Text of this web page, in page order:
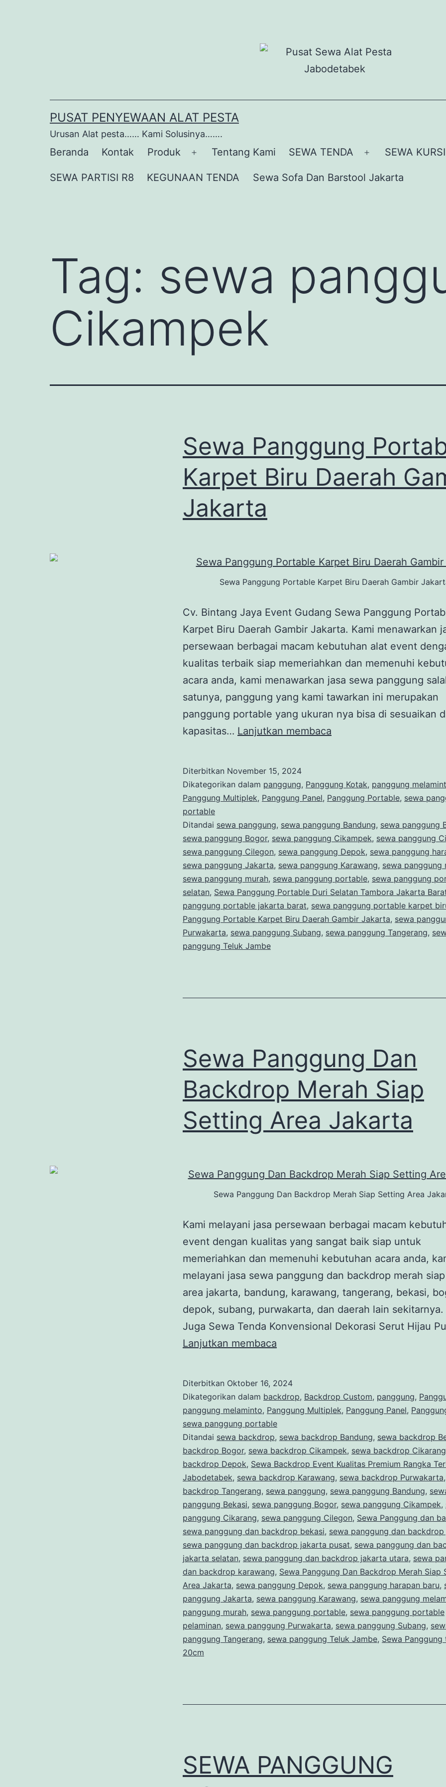
PUSAT PENYEWAAN ALAT PESTA
Urusan Alat pesta…… Kami Solusinya…….
Beranda Kontak Produk
Buka
menu
Tentang Kami SEWA TENDA
Buka
menu
SEWA KURSI
SEWA PARTISI R8 KEGUNAAN TENDA Sewa Sofa Dan Barstool Jakarta
Tag: sewa
Cikampek
Sewa Panggung
Karpet Biru Daerah
Jakarta
Sewa Panggung Portable Karpet Biru Daerah Gambir
Cv. Bintang Jaya Event Gudang Sewa Panggung
Karpet Biru Daerah Gambir Jakarta. Kami menawarkan
persewaan berbagai macam kebutuhan alat event
kualitas terbaik siap memeriahkan dan memenuhi
acara anda, kami menawarkan jasa sewa panggung
satunya, panggung yang kami tawarkan ini merupakan
panggung portable yang ukuran nya bisa di sesuaikan
kapasitas… Lanjutkan membaca
Karpet
Biru
Gambir
Jakarta
Diterbitkan November 15, 2024
Dikategorikan dalam panggung, Panggung Kotak, panggung
Panggung Multiplek, Panggung Panel, Panggung Portable, sewa
portable
Ditandai sewa panggung, sewa panggung Bandung, sewa panggung
sewa panggung Bogor, sewa panggung Cikampek, sewa panggung
sewa panggung Cilegon, sewa panggung Depok, sewa panggung
sewa panggung Jakarta, sewa panggung Karawang, sewa panggung
sewa panggung murah, sewa panggung portable, sewa panggung
selatan, Sewa Panggung Portable Duri Selatan Tambora Jakarta
panggung portable jakarta barat, sewa panggung portable karpet
Panggung Portable Karpet Biru Daerah Gambir Jakarta, sewa
Purwakarta, sewa panggung Subang, sewa panggung Tangerang,
panggung Teluk Jambe
Sewa Panggung Dan
Backdrop Merah Siap
Setting Area Jakarta
Sewa Panggung Dan Backdrop Merah Siap Setting Area
Kami melayani jasa persewaan berbagai macam
event dengan kualitas yang sangat baik siap untuk
memeriahkan dan memenuhi kebutuhan acara anda,
melayani jasa sewa panggung dan backdrop merah
area jakarta, bandung, karawang, tangerang, bekasi,
depok, subang, purwakarta, dan daerah lain sekitarnya.
Juga Sewa Tenda Konvensional Dekorasi Serut Hijau
Lanjutkan membaca
Backdrop
Merah
Siap
Setting
Area
Jakarta
Diterbitkan Oktober 16, 2024
Dikategorikan dalam backdrop, Backdrop Custom, panggung,
panggung melaminto, Panggung Multiplek, Panggung Panel,
sewa panggung portable
Ditandai sewa backdrop, sewa backdrop Bandung, sewa backdrop
backdrop Bogor, sewa backdrop Cikampek, sewa backdrop Cikarang
backdrop Depok, Sewa Backdrop Event Kualitas Premium Rangka
Jabodetabek, sewa backdrop Karawang, sewa backdrop Purwakarta,
backdrop Tangerang, sewa panggung, sewa panggung Bandung,
panggung Bekasi, sewa panggung Bogor, sewa panggung Cikampek,
panggung Cikarang, sewa panggung Cilegon, Sewa Panggung dan
sewa panggung dan backdrop bekasi, sewa panggung dan
sewa panggung dan backdrop jakarta pusat, sewa panggung dan
jakarta selatan, sewa panggung dan backdrop jakarta utara, sewa
dan backdrop karawang, Sewa Panggung Dan Backdrop Merah Siap
Area Jakarta, sewa panggung Depok, sewa panggung harapan baru,
panggung Jakarta, sewa panggung Karawang, sewa panggung
panggung murah, sewa panggung portable, sewa panggung portable
pelaminan, sewa panggung Purwakarta, sewa panggung Subang,
panggung Tangerang, sewa panggung Teluk Jambe, Sewa Panggung
20cm
SEWA PANGGUNG